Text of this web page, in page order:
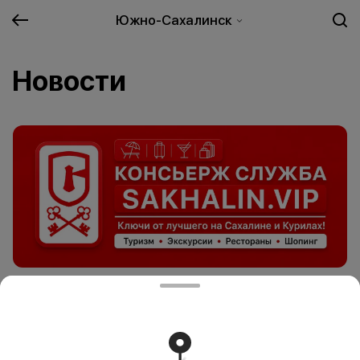
Южно-Сахалинск
Новости
Ключи от лучшего на Сахалине и Курилах!